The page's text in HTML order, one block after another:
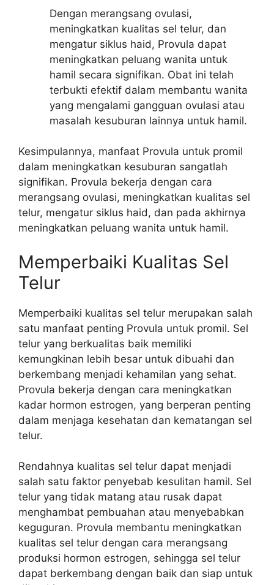
Dengan merangsang ovulasi,
meningkatkan kualitas sel telur, dan
mengatur siklus haid, Provula dapat
meningkatkan peluang wanita untuk
hamil secara signifikan. Obat ini telah
terbukti efektif dalam membantu wanita
yang mengalami gangguan ovulasi atau
masalah kesuburan lainnya untuk hamil.
Kesimpulannya, manfaat Provula untuk promil
dalam meningkatkan kesuburan sangatlah
signifikan. Provula bekerja dengan cara
merangsang ovulasi, meningkatkan kualitas sel
telur, mengatur siklus haid, dan pada akhirnya
meningkatkan peluang wanita untuk hamil.
Memperbaiki Kualitas Sel
Telur
Memperbaiki kualitas sel telur merupakan salah
satu manfaat penting Provula untuk promil. Sel
telur yang berkualitas baik memiliki
kemungkinan lebih besar untuk dibuahi dan
berkembang menjadi kehamilan yang sehat.
Provula bekerja dengan cara meningkatkan
kadar hormon estrogen, yang berperan penting
dalam menjaga kesehatan dan kematangan sel
telur.
Rendahnya kualitas sel telur dapat menjadi
salah satu faktor penyebab kesulitan hamil. Sel
telur yang tidak matang atau rusak dapat
menghambat pembuahan atau menyebabkan
keguguran. Provula membantu meningkatkan
kualitas sel telur dengan cara merangsang
produksi hormon estrogen, sehingga sel telur
dapat berkembang dengan baik dan siap untuk